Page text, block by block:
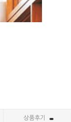
상품후기